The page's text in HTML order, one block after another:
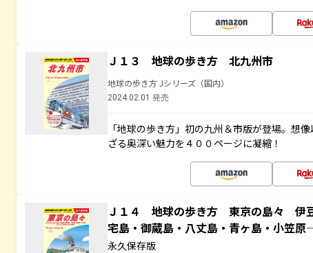
Ｊ１３ 地球の歩き方 北九州市
地球の歩き方 Jシリーズ（国内）
2024.02.01 発売
「地球の歩き方」初の九州＆市版が登場。想
ざる奥深い魅力を４００ページに凝縮！
Ｊ１４ 地球の歩き方 東京の島々 伊
宅島・御蔵島・八丈島・青ヶ島・小笠
永久保存版